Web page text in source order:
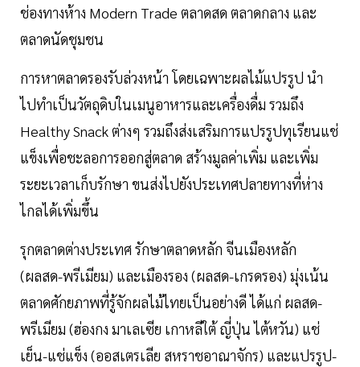
ช่องทางห้าง Modern Trade ตลาดสด ตลาดกลาง และ
ตลาดนัดชุมชน
การหาตลาดรองรับล่วงหน้า โดยเฉพาะผลไม้แปรรูป นํา
ไปทําเป็นวัตถุดิบในเมนูอาหารและเครื่องดื่ม รวมถึง
Healthy Snack ต่างๆ รวมถึงส่งเสริมการแปรรูปทุเรียนแช่
แข็งเพื่อชะลอการออกสู่ตลาด สร้างมูลค่าเพิ่ม และเพิ่ม
ระยะเวลาเก็บรักษา ขนส่งไปยังประเทศปลายทางที่ห่าง
ไกลได้เพิ่มขึ้น
รุกตลาดต่างประเทศ รักษาตลาดหลัก จีนเมืองหลัก
(ผลสด-พรีเมียม) และเมืองรอง (ผลสด-เกรดรอง) มุ่งเน้น
ตลาดศักยภาพที่รู้จักผลไม้ไทยเป็นอย่างดี ได้แก่ ผลสด-
พรีเมียม (ฮ่องกง มาเลเซีย เกาหลีใต้ ญี่ปุ่น ไต้หวัน) แช่
เย็น-แช่แข็ง (ออสเตรเลีย สหราชอาณาจักร) และแปรรูป-